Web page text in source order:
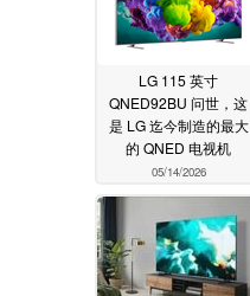
LG 115 英寸
QNED92BU 问世，这
是 LG 迄今制造的最大
的 QNED 电视机
05/14/2026